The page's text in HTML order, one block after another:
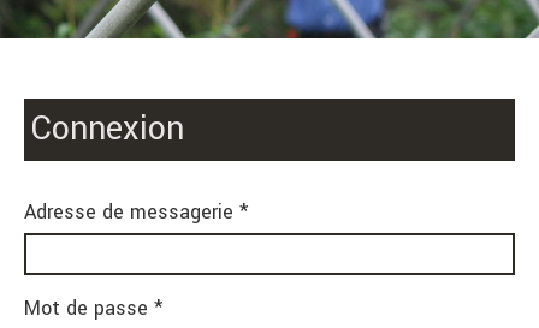
Connexion
Adresse de messagerie *
Mot de passe *